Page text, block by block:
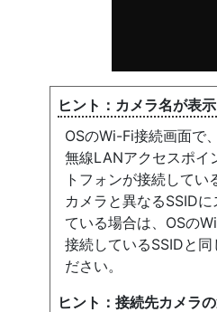
カメラ名が表
OSのWi-Fi接続画面で
無線LANアクセスポイ
トフォンが接続してい
カメラと異なるSSID
ている場合は、OSの
接続しているSSIDと同
ださい。
接続先カメラ